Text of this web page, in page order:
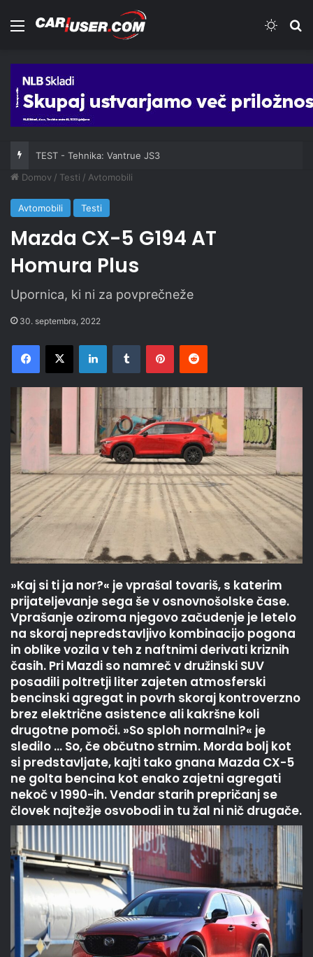
Meni
TEST - Tehnika: Vantrue JS3
Domov / Testi / Avtomobili
Avtomobili Testi
Mazda CX-5 G194 AT
Homura Plus
Upornica, ki ni za povprečneže
30. septembra, 2022
Facebook
X LinkedInTumblr PinterestReddit
»Kaj si ti ja nor?« je vprašal tovariš, s katerim
prijateljevanje sega še v osnovnošolske čase.
Vprašanje oziroma njegovo začudenje je letelo
na skoraj nepredstavljivo kombinacijo pogona
in oblike vozila v teh z naftnimi derivati kriznih
časih. Pri Mazdi so namreč v družinski SUV
posadili poltretji liter zajeten atmosferski
bencinski agregat in povrh skoraj kontroverzno
brez električne asistence ali kakršne koli
drugotne pomoči. »So sploh normalni?« je
sledilo … So, če občutno strnim. Morda bolj kot
si predstavljate, kajti tako gnana Mazda CX-5
ne golta bencina kot enako zajetni agregati
nekoč v 1990-ih. Vendar starih prepričanj se
človek najtežje osvobodi in tu žal ni nič drugače.